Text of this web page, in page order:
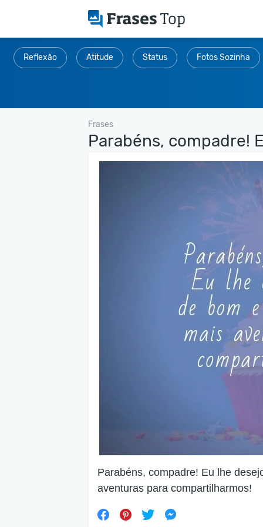
Reflexão Atitude Status Fotos Sozinha
Frases
Parabéns, compadre!
Parabéns, compadre! Eu lhe
aventuras para compartilharmos!